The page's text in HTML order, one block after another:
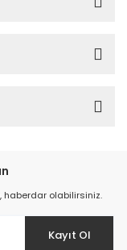
haberdar olabilirsiniz.
Kayıt Ol